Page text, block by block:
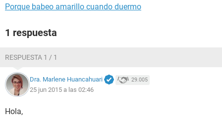
Porque babeo amarillo cuando duermo
1 respuesta
RESPUESTA 1 / 1
Dra. Marlene Huancahuari 29.005
25 jun 2015 a las 02:46
Hola,